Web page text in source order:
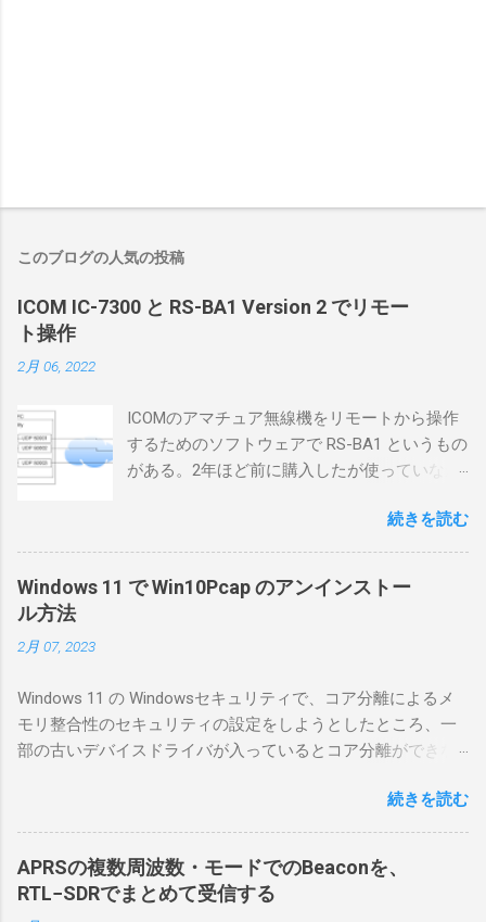
このブログの人気の投稿
ICOM IC-7300 と RS-BA1 Version 2 でリモー
ト操作
2月 06, 2022
ICOMのアマチュア無線機をリモートから操作
するためのソフトウェアで RS-BA1 というもの
がある。2年ほど前に購入したが使っていなか
としているので、リモートから操作できる無
線局構築のために、真面目に使ってみること
くだろうと思ったのだが、ちっともそんなに
合は、下記のこれらものが必要である ICOMの
無線機。 今回は私が持っているIC-7300を使
う。 無線機側(サーバ側) のWindows PC。 今
を入れて使っている。 TPMとか入っているの
でBitLockerのDisk暗号化もでき、遠隔地で盗難
にあってもデータ流出の危険性が少ないかな
と思って。 操作側 (クライアント側) の
続きを読む
Windows 11 で Win10Pcap のアンインストー
ル方法
2月 07, 2023
Windows 11 の Windowsセキュリティで、コア分離によるメ
モリ整合性のセキュリティの設定をしようとしたところ、一
部の古いデバイスドライバが入っているとコア分離ができな
で利用する Win10Pcap.sys が入っているためにコア分離がで
きないとエラーが出ておりました。 アンインストールのプロ
グラムなどを走らせてもアンインストールできなかったの
で、どのように実行すればよいのか調べながら実施しまし
た。結論としては pnputil というコマンドを用いればよかった
続きを読む
APRSの複数周波数・モードでのBeaconを、
RTL−SDRでまとめて受信する